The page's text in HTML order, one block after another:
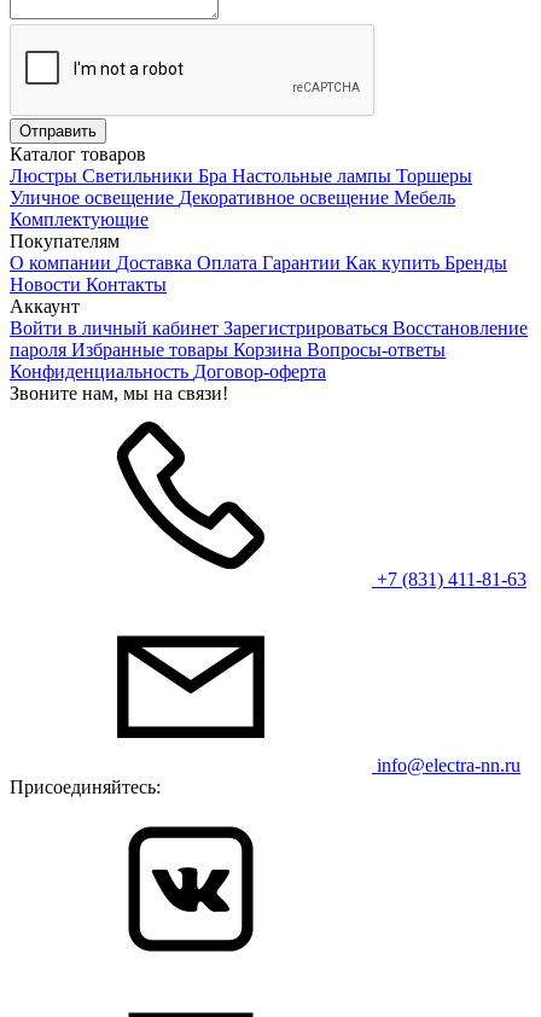
Каталог товаров
Люстры Светильники Бра Настольные лампы Торшеры
Уличное освещение Декоративное освещение Мебель
Комплектующие
Покупателям
О компании Доставка Оплата Гарантии Как купить Бренды
Новости Контакты
Аккаунт
Войти в личный кабинет Зарегистрироваться Восстановление
пароля Избранные товары Корзина Вопросы-ответы
Конфиденциальность Договор-оферта
Звоните нам, мы на связи!
+7 (831) 411-81-63
info@electra-nn.ru
Присоединяйтесь: